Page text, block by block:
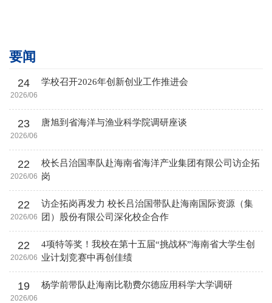
要闻
24
2026/06
学校召开2026年创新创业工作推进会
23
2026/06
唐旭到省海洋与渔业科学院调研座谈
22
2026/06
校长吕治国率队赴海南省海洋产业集团有限公司访企拓
岗
22
2026/06
访企拓岗再发力 校长吕治国带队赴海南国际资源（集
团）股份有限公司深化校企合作
22
2026/06
4项特等奖！我校在第十五届“挑战杯”海南省大学生创
业计划竞赛中再创佳绩
19
2026/06
杨学前带队赴海南比勒费尔德应用科学大学调研